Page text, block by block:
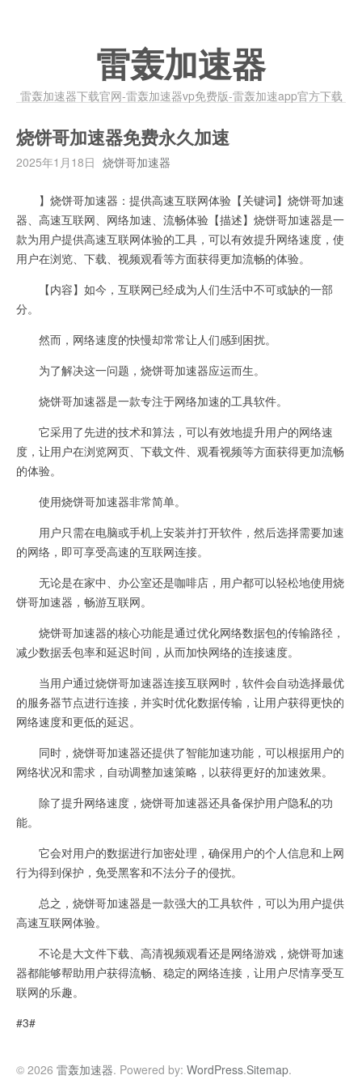
雷轰加速器
雷轰加速器下载官网-雷轰加速器vp免费版-雷轰加速app官方下载
烧饼哥加速器免费永久加速
2025年1月18日 烧饼哥加速器
】烧饼哥加速器：提供高速互联网体验【关键词】烧饼哥加速
器、高速互联网、网络加速、流畅体验【描述】烧饼哥加速器是一
款为用户提供高速互联网体验的工具，可以有效提升网络速度，使
用户在浏览、下载、视频观看等方面获得更加流畅的体验。
【内容】如今，互联网已经成为人们生活中不可或缺的一部
分。
然而，网络速度的快慢却常常让人们感到困扰。
为了解决这一问题，烧饼哥加速器应运而生。
烧饼哥加速器是一款专注于网络加速的工具软件。
它采用了先进的技术和算法，可以有效地提升用户的网络速
度，让用户在浏览网页、下载文件、观看视频等方面获得更加流畅
的体验。
使用烧饼哥加速器非常简单。
用户只需在电脑或手机上安装并打开软件，然后选择需要加速
的网络，即可享受高速的互联网连接。
无论是在家中、办公室还是咖啡店，用户都可以轻松地使用烧
饼哥加速器，畅游互联网。
烧饼哥加速器的核心功能是通过优化网络数据包的传输路径，
减少数据丢包率和延迟时间，从而加快网络的连接速度。
当用户通过烧饼哥加速器连接互联网时，软件会自动选择最优
的服务器节点进行连接，并实时优化数据传输，让用户获得更快的
网络速度和更低的延迟。
同时，烧饼哥加速器还提供了智能加速功能，可以根据用户的
网络状况和需求，自动调整加速策略，以获得更好的加速效果。
除了提升网络速度，烧饼哥加速器还具备保护用户隐私的功
能。
它会对用户的数据进行加密处理，确保用户的个人信息和上网
行为得到保护，免受黑客和不法分子的侵扰。
总之，烧饼哥加速器是一款强大的工具软件，可以为用户提供
高速互联网体验。
不论是大文件下载、高清视频观看还是网络游戏，烧饼哥加速
器都能够帮助用户获得流畅、稳定的网络连接，让用户尽情享受互
联网的乐趣。
#3#
© 2026 雷轰加速器. Powered by: WordPress.Sitemap.